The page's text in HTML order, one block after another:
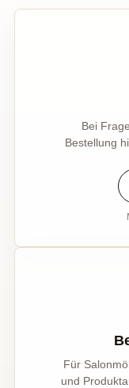
Bei
Bestellung
Für
und